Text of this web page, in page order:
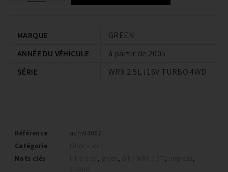
MARQUE
GREEN
ANNÉE DU VÉHICULE
à partir de 2005
SÉRIE
WRX 2.5L i 16V TURBO 4WD
Référence
adm04067
Catégorie
Mots clés
, , ,
,